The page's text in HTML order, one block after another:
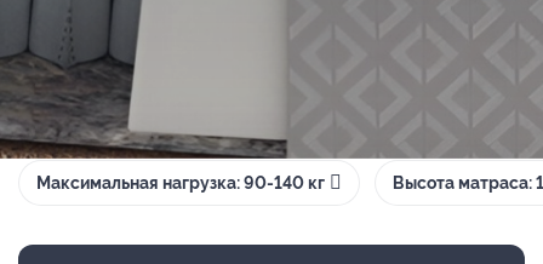
Максимальная нагрузка: 90-140 кг Высота матраса: